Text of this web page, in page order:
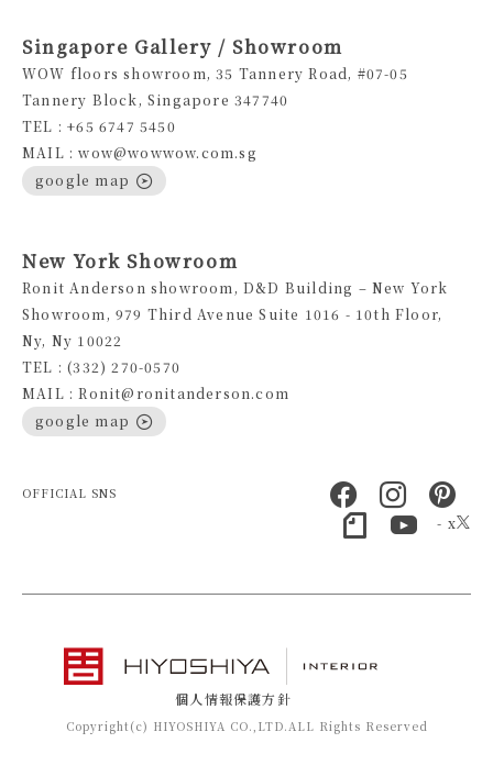
Singapore Gallery / Showroom
WOW floors showroom, 35 Tannery Road, #07-05
Tannery Block, Singapore 347740
TEL : +65 6747 5450
MAIL : wow@wowwow.com.sg
google map
New York Showroom
Ronit Anderson showroom, D&D Building – New York
Showroom, 979 Third Avenue Suite 1016 - 10th Floor,
Ny, Ny 10022
TEL : (332) 270-0570
MAIL : Ronit@ronitanderson.com
google map
OFFICIAL SNS
- x
個人情報保護方針
Copyright(c) HIYOSHIYA CO.,LTD.ALL Rights Reserved